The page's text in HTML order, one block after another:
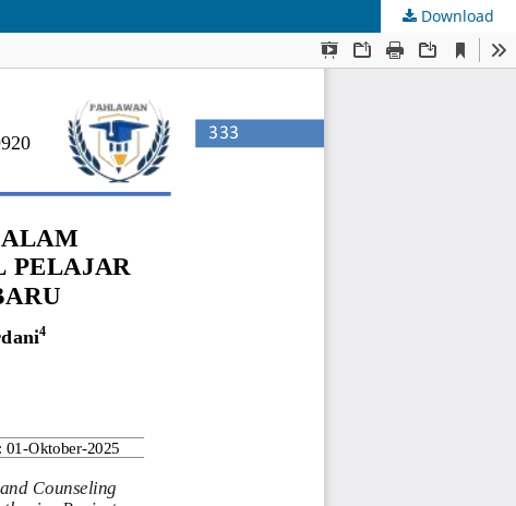
Download